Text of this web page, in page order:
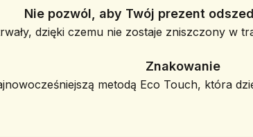
Nie pozwól, aby Twój prezent
dzięki czemu nie zostaje zniszczony w
Znakowanie
metodą Eco Touch, która